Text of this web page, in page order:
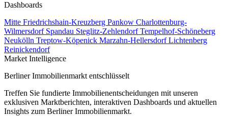
Dashboards
Mitte Friedrichshain-Kreuzberg Pankow Charlottenburg-
Wilmersdorf Spandau Steglitz-ZehlendorfTempelhof-Schöneberg
Neukölln Treptow-Köpenick Marzahn-HellersdorfLichtenberg
Reinickendorf
Market Intelligence
Berliner Immobilienmarkt entschlüsselt
Treffen Sie fundierte Immobilienentscheidungen mit unseren
exklusiven Marktberichten, interaktiven Dashboards und aktuellen
Insights zum Berliner Immobilienmarkt.